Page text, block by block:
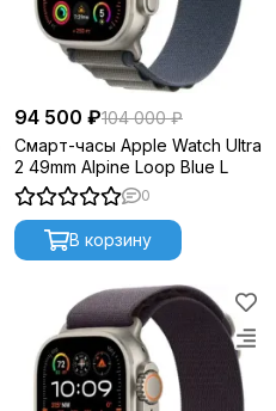
94 500 ₽104 000 ₽
Смарт-часы Apple Watch Ultra
2 49mm Alpine Loop Blue L
0
В корзину